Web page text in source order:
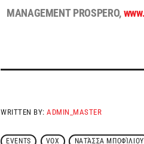
MANAGEMENT PROSPERO,
WRITTEN BY:ADMIN_MASTER
EVENTS VOX ΝΑΤΆΣΣΑ ΜΠΟΦΊΛΙΟΥ